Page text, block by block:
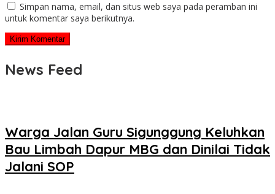
Simpan nama, email, dan situs web saya pada peramban ini
untuk komentar saya berikutnya.
News Feed
Warga Jalan Guru Sigunggung Keluhkan
Bau Limbah Dapur MBG dan Dinilai Tidak
Jalani SOP